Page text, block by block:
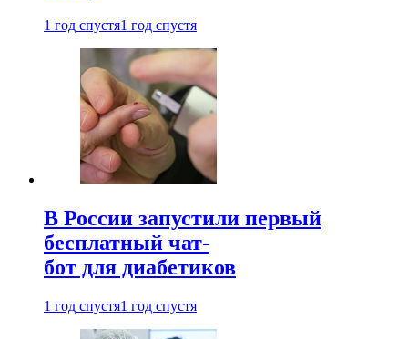
1 год спустя1 год спустя
В России запустили первый
бесплатный чат-
бот для диабетиков
1 год спустя1 год спустя